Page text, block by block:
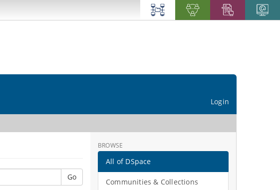
Login
Go
BROWSE
All of DSpace
Communities & Collections